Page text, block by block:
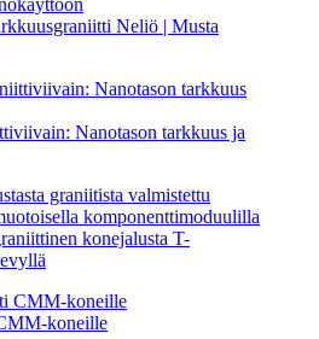
Neliö | Musta
Nanotason tarkkuus ja
konejalusta T-
koneille